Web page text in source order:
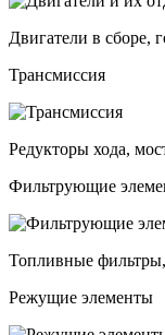
Двигатели в сборе,
Трансмиссия
Редукторы хода,
Фильтрующие
Топливные
Режущие элементы